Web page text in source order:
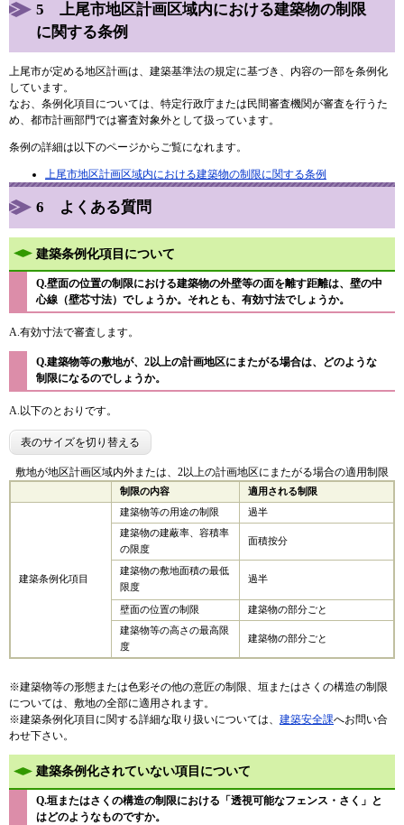
5 上尾市地区計画区域内における建築物の制限
に関する条例
上尾市が定める地区計画は、建築基準法の規定に基づき、内容の一部を条例化
しています。
なお、条例化項目については、特定行政庁または民間審査機関が審査を行うた
め、都市計画部門では審査対象外として扱っています。
条例の詳細は以下のページからご覧になれます。
上尾市地区計画区域内における建築物の制限に関する条例
6 よくある質問
建築条例化項目について
Q.壁面の位置の制限における建築物の外壁等の面を離す距離は、壁の中
心線（壁芯寸法）でしょうか。それとも、有効寸法でしょうか。
A.有効寸法で審査します。
Q.建築物等の敷地が、2以上の計画地区にまたがる場合は、どのような
制限になるのでしょうか。
A.以下のとおりです。
表のサイズを切り替える
敷地が地区計画区域内外または、2以上の計画地区にまたがる場合の適用制限
制限の内容 適用される制限
建築条例化項目
建築物等の用途の制限 過半
建築物の建蔽率、容積率
の限度
面積按分
建築物の敷地面積の最低
限度
過半
壁面の位置の制限 建築物の部分ごと
建築物等の高さの最高限
度
建築物の部分ごと
※建築物等の形態または色彩その他の意匠の制限、垣またはさくの構造の制限
については、敷地の全部に適用されます。
※建築条例化項目に関する詳細な取り扱いについては、 建築安全課へお問い合
わせ下さい。
建築条例化されていない項目について
Q.垣またはさくの構造の制限における「透視可能なフェンス・さく」と
はどのようなものですか。